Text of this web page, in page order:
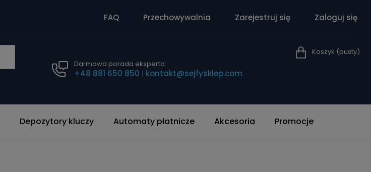
FAQ Przechowywalnia Zarejestruj się Zaloguj się
Darmowa porada eksperta:
+48 881 650 850 | kontakt@sejfysklep.com
Koszyk (pusty)
Depozytory kluczy Automaty płatnicze Akcesoria Promocje